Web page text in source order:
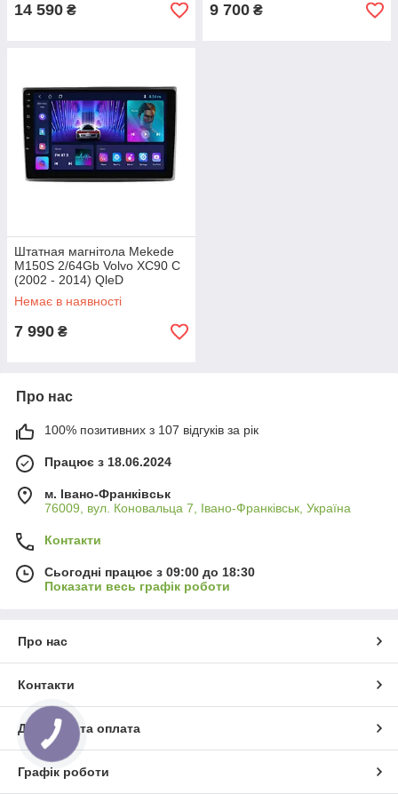
14 590 ₴ 9 700 ₴
Штатная магнітола Mekede
M150S 2/64Gb Volvo XC90 C
(2002 - 2014) QleD
Немає в наявності
7 990 ₴
Про нас
100% позитивних з 107 відгуків за рік
Працює з 18.06.2024
м. Івано-Франківськ
76009, вул. Коновальца 7, Івано-Франківськ, Україна
Контакти
Сьогодні працює з 09:00 до 18:30
Показати весь графік роботи
Про нас
Контакти
Доставка та оплата
Графік роботи